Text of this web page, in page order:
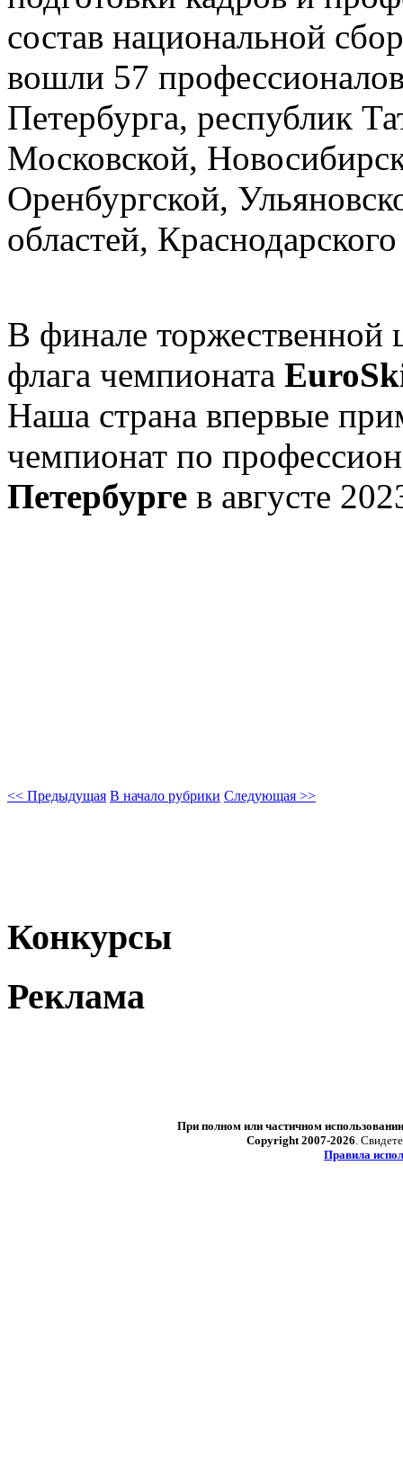
состав национальной
вошли 57
Петербурга, республик
Московской,
Оренбургской,
областей,
В финале торжественной
флага чемпионата
Наша страна впервые
чемпионат по
Петербурге в августе
<< Предыдущая В начало рубрики Следующая >>
Конкурсы
Реклама
При полном или частичном
Copyright 2007-2026 .
Правила